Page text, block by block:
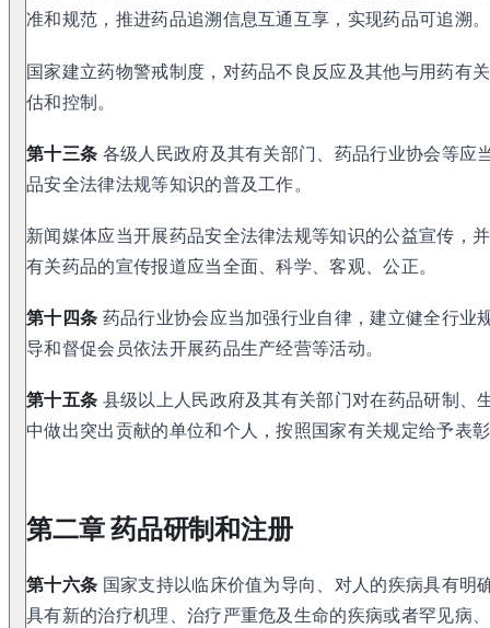
准和规范，推进药品追溯信息互通互享，实现药品可追溯。
国家建立药物警戒制度，对药品不良反应及其他与用药有
估和控制。
第十三条 各级人民政府及其有关部门、药品行业协会等应
品安全法律法规等知识的普及工作。
新闻媒体应当开展药品安全法律法规等知识的公益宣传，
有关药品的宣传报道应当全面、科学、客观、公正。
第十四条 药品行业协会应当加强行业自律，建立健全行业
导和督促会员依法开展药品生产经营等活动。
第十五条 县级以上人民政府及其有关部门对在药品研制、
中做出突出贡献的单位和个人，按照国家有关规定给予表
第二章 药品研制和注册
第十六条 国家支持以临床价值为导向、对人的疾病具有明
具有新的治疗机理、治疗严重危及生命的疾病或者罕见病